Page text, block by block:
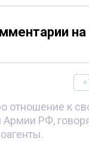
на
отношение к
РФ,